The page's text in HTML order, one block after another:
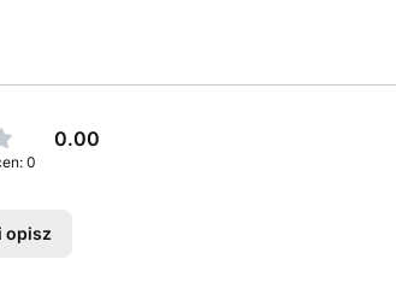
0.00
0
opisz